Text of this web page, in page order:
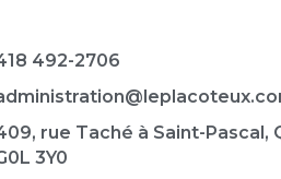
492-2706
rue Taché à Saint-Pascal,
3Y0